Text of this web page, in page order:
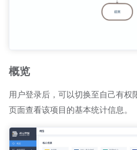
概览
用户登录后，可以切换至自己有权
页面查看该项目的基本统计信息。